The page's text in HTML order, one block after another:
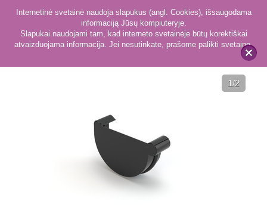
x
Internetinė svetainė naudoja slapukus (angl. Cookies), išsaugodama
informaciją Jūsų kompiuteryje.
Slapukai naudojami tam, kad interneto svetainėje būtų korektiškai
atvaizduojama informacija. Jei nesutinkate, prašome palikti svetainę.
Dangteliai 59
1/2